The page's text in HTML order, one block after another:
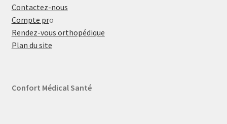
Contactez-nous
Compte pro
Rendez-vous orthopédique
Plan du site
Confort Médical Santé